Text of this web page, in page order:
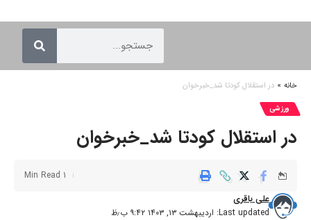
خانه » در استقلال کودتا شد_خبرخوان
ورزشی
در استقلال کودتا شد_خبرخوان
Last updated: اردیبهشت ۱۳, ۱۴۰۳ ۹:۴۲ ب٫ظ
علی باقری
1 Min Read